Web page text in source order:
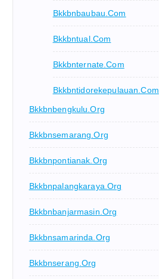
Bkkbnbaubau.com
Bkkbntual.com
Bkkbnternate.com
Bkkbntidorekepulauan.com
Bkkbnbengkulu.org
Bkkbnsemarang.org
Bkkbnpontianak.org
Bkkbnpalangkaraya.org
Bkkbnbanjarmasin.org
Bkkbnsamarinda.org
Bkkbnserang.org